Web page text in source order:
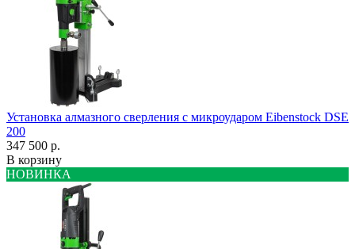
Установка алмазного сверления с микроударом Eibenstock DSE
200
347 500 р.
В корзину
НОВИНКА